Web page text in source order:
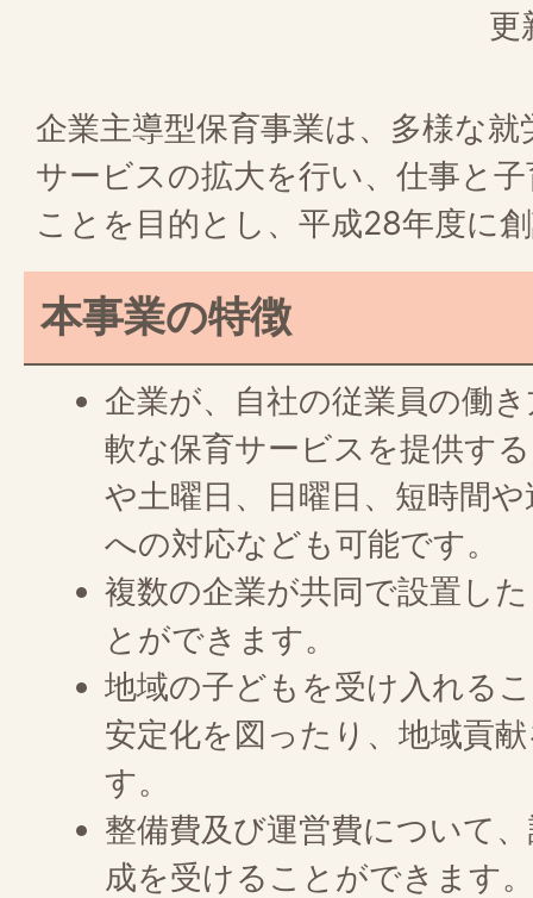
更
企業主導型保育事業は、多様な
サービスの拡大を行い、仕事と
ことを目的とし、平成28年度に
本事業の特徴
企業が、自社の従業員の働
軟な保育サービスを提供す
や土曜日、日曜日、短時間
への対応なども可能です。
複数の企業が共同で設置し
とができます。
地域の子どもを受け入れる
安定化を図ったり、地域貢
す。
整備費及び運営費について
成を受けることができます